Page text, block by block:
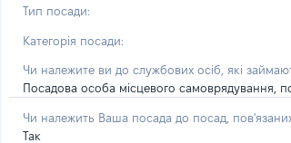
Тип посади:
Категорія посади:
Чи належите ви до службових осіб, які
Посадова особа місцевого самоврядування,
Чи належить Ваша посада до посад,
Так